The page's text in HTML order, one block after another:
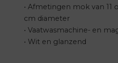
• Afmetingen mok van 11
cm diameter
• Vaatwasmachine- en
• Wit en glanzend